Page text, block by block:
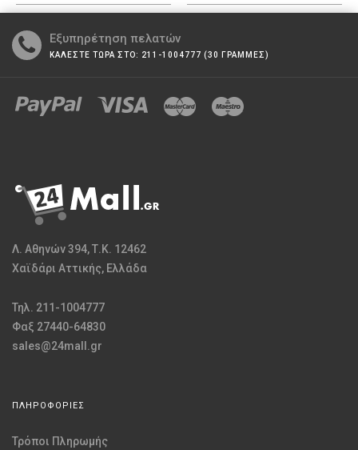
Εξυπηρέτηση πελατών
ΚΑΛΕΣΤΕ ΤΩΡΑ ΣΤΟ: 211-1004777 (30 ΓΡΑΜΜΕΣ)
Λ. Αθηνών 394, Τ.Κ. 12462
Χαϊδάρι Αττικής, Ελλάδα
Τηλ. 211-1004777
Φαξ 27440-64830
sales@24mall.gr
ΠΛΗΡΟΦΟΡΙΕΣ
Τρόποι Πληρωμής